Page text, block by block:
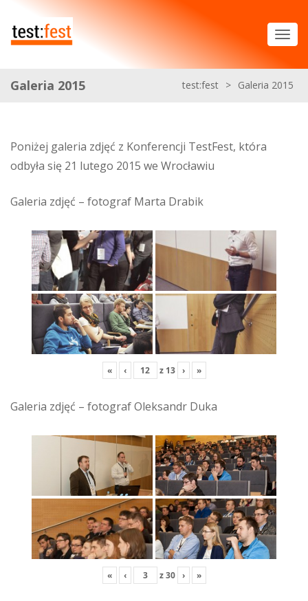
Galeria 2015 test:fest > Galeria 2015
Poniżej galeria zdjęć z Konferencji TestFest, która
odbyła się 21 lutego 2015 we Wrocławiu
Galeria zdjęć – fotograf Marta Drabik
« ‹ z 13 › »
Galeria zdjęć – fotograf Oleksandr Duka
« ‹ z30 › »